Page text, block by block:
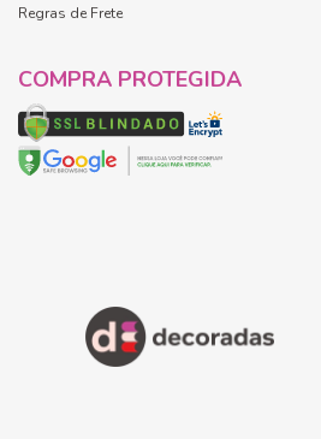
Regras de Frete
COMPRA PROTEGIDA